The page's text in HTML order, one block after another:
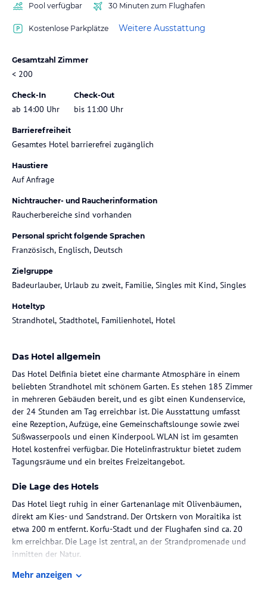
Pool verfügbar
30 Minuten zum Flughafen
Kostenlose Parkplätze Weitere Ausstattung
Gesamtzahl Zimmer
< 200
Check-In
ab 14:00 Uhr
Check-Out
bis 11:00 Uhr
Barrierefreiheit
Gesamtes Hotel barrierefrei zugänglich
Haustiere
Auf Anfrage
Nichtraucher- und Raucherinformation
Raucherbereiche sind vorhanden
Personal spricht folgende Sprachen
Französisch, Englisch, Deutsch
Zielgruppe
Badeurlauber, Urlaub zu zweit, Familie, Singles mit Kind, Singles
Hoteltyp
Strandhotel, Stadthotel, Familienhotel, Hotel
Das Hotel allgemein
Das Hotel Delfinia bietet eine charmante Atmosphäre in einem
beliebten Strandhotel mit schönem Garten. Es stehen 185 Zimmer
in mehreren Gebäuden bereit, und es gibt einen Kundenservice,
der 24 Stunden am Tag erreichbar ist. Die Ausstattung umfasst
eine Rezeption, Aufzüge, eine Gemeinschaftslounge sowie zwei
Süßwasserpools und einen Kinderpool. WLAN ist im gesamten
Hotel kostenfrei verfügbar. Die Hotelinfrastruktur bietet zudem
Tagungsräume und ein breites Freizeitangebot.
Die Lage des Hotels
Das Hotel liegt ruhig in einer Gartenanlage mit Olivenbäumen,
direkt am Kies- und Sandstrand. Der Ortskern von Moraitika ist
etwa 200 m entfernt. Korfu-Stadt und der Flughafen sind ca. 20
km erreichbar. Die Lage ist zentral, an der Strandpromenade und
inmitten der Natur.
Zimmer / Unterbringung im Hotel
Mehr anzeigen